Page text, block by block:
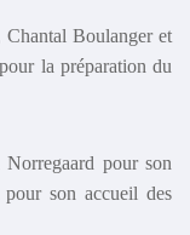
Boulanger et
la préparation du
pour son
son accueil des